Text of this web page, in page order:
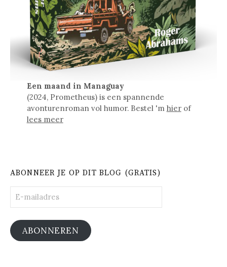
Een maand in Managuay
(2024, Prometheus) is een spannende
avonturenroman vol humor. Bestel 'm hierof
lees meer
ABONNEER JE OP DIT BLOG (GRATIS)
mailadres
ABONNEREN